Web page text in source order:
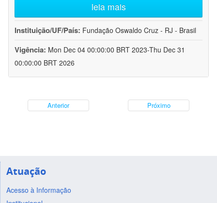
leia mais
Instituição/UF/País: Fundação Oswaldo Cruz - RJ - Brasil
Vigência: Mon Dec 04 00:00:00 BRT 2023-Thu Dec 31
00:00:00 BRT 2026
Anterior Próximo
Atuação
Acesso à Informação